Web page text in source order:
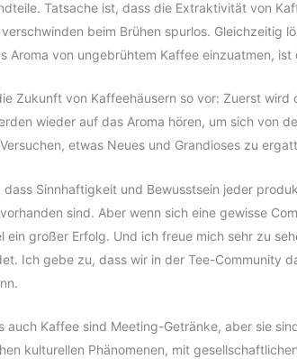
Tatsache ist, dass die Extraktivität von
beim Brühen spurlos. Gleichzeitig
Aroma von ungebrühtem Kaffee einzuatmen, ist
Zukunft von Kaffeehäusern so vor: Zuerst
wieder auf das Aroma hören, um sich von
etwas Neues und Grandioses zu
dass Sinnhaftigkeit und Bewusstsein jeder
sind. Aber wenn sich eine gewisse
ein großer Erfolg. Und ich freue mich sehr zu
Ich gebe zu, dass wir in der Tee-Community
auch Kaffee sind Meeting-Getränke, aber sie
kulturellen Phänomenen, mit